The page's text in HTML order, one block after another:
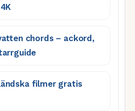
chords – ackord,
filmer gratis